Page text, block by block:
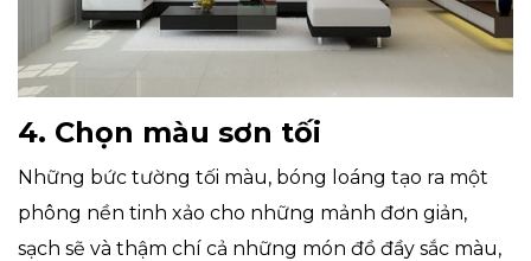
4. Chọn màu sơn tối
Những bức tường tối màu, bóng loáng tạo ra một
phông nền tinh xảo cho những mảnh đơn giản,
sạch sẽ và thậm chí cả những món đồ đầy sắc màu,